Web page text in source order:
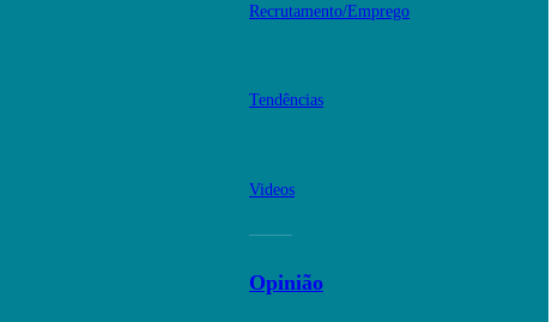
Recrutamento/Emprego
Tendências
Videos
Opinião